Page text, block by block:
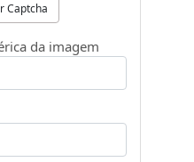
Captcha
da imagem